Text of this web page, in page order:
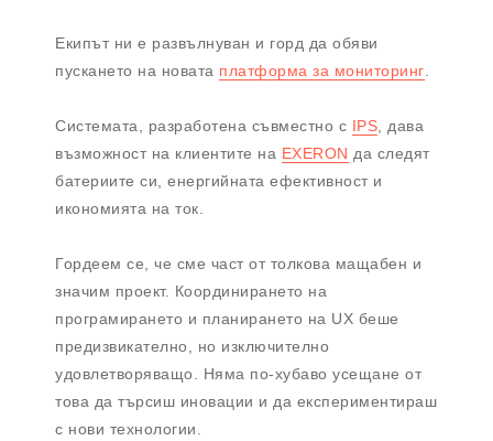
Екипът ни е развълнуван и горд да обяви
пускането на новата платформа за мониторинг.
Системата, разработена съвместно с IPS, дава
възможност на клиентите на EXERON да следят
батериите си, енергий­ната ефективност и
икономията на ток.
Гордеем се, че сме част от толкова мащабен и
значим проект. Координирането на
програмирането и планирането на UX беше
предизвикателно, но изключително
удовлетворяващо. Няма по-хубаво усещане от
това да търсиш иновации и да експериментираш
с нови технологии.